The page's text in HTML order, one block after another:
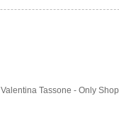
Valentina Tassone - Only